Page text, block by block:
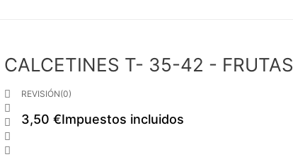
CALCETINES T- 35-42 - FRUTAS





REVISIÓN(0)
3,50 €Impuestos incluidos